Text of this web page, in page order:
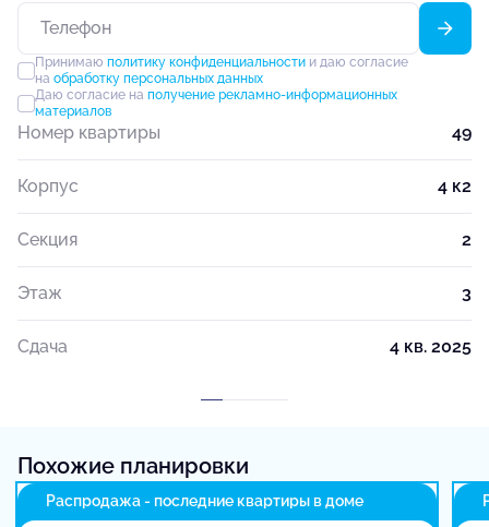
Принимаю политику конфиденциальностии даю согласие
на обработку персональных данных
Даю согласие на получение рекламно-информационных
материалов
Номер квартиры 49
Корпус 4 к2
Секция 2
Этаж 3
Сдача 4 кв. 2025
Похожие планировки
Распродажа - последние квартиры в доме